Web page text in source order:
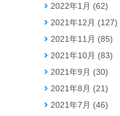
2022年1月 (62)
2021年12月 (127)
2021年11月 (85)
2021年10月 (83)
2021年9月 (30)
2021年8月 (21)
2021年7月 (46)